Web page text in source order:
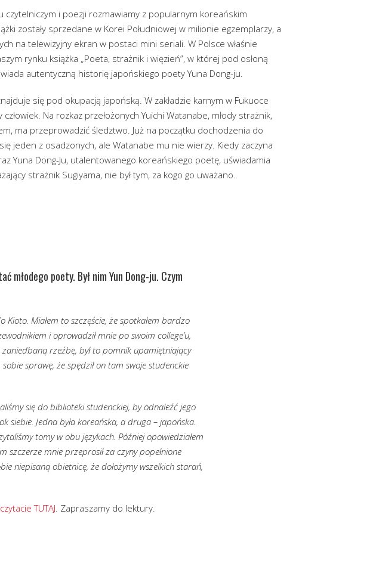
czytelniczym i poezji rozmawiamy z popularnym koreańskim
zostały sprzedane w Korei Południowej w milionie egzemplarzy, a
na telewizyjny ekran w postaci mini seriali. W Polsce właśnie
rynku książka „Poeta, strażnik i więzień”, w której pod osłoną
autentyczną historię japońskiego poety Yuna Dong-ju.
się pod okupacją japońską. W zakładzie karnym w Fukuoce
Na rozkaz przełożonych Yuichi Watanabe, młody strażnik,
ma przeprowadzić śledztwo. Już na początku dochodzenia do
jeden z osadzonych, ale Watanabe mu nie wierzy. Kiedy zaczyna
Yuna Dong-Ju, utalentowanego koreańskiego poetę, uświadamia
strażnik Sugiyama, nie był tym, za kogo go uważano.
młodego poety. Był nim Yun Dong-ju. Czym
Kioto. Miałem to szczęście, że spotkałem bardzo
i oprowadził mnie po swoim college’u,
rzeźbę, był to pomnik upamiętniający
sprawę, że spędził on tam swoje studenckie
się do biblioteki studenckiej, by odnaleźć jego
siebie. Jedna była koreańska, a druga – japońska.
tomy w obu językach. Później opowiedziałem
szczerze mnie przeprosił za czyny popełnione
niepisaną obietnicę, że dołożymy wszelkich starań,
TUTAJ. Zapraszamy do lektury.